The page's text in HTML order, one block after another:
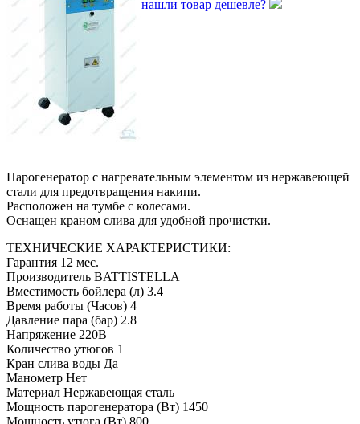
нашли товар дешевле?
Парогенератор с нагревательным элементом из нержавеющей
стали для предотвращения накипи.
Расположен на тумбе с колесами.
Оснащен краном слива для удобной прочистки.
ТЕХНИЧЕСКИЕ ХАРАКТЕРИСТИКИ:
Гарантия 12 мес.
Производитель BATTISTELLA
Вместимость бойлера (л) 3.4
Время работы (Часов) 4
Давление пара (бар) 2.8
Напряжение 220В
Количество утюгов 1
Кран слива воды Да
Манометр Нет
Материал Нержавеющая сталь
Мощность парогенератора (Вт) 1450
Мощность утюга (Вт) 800